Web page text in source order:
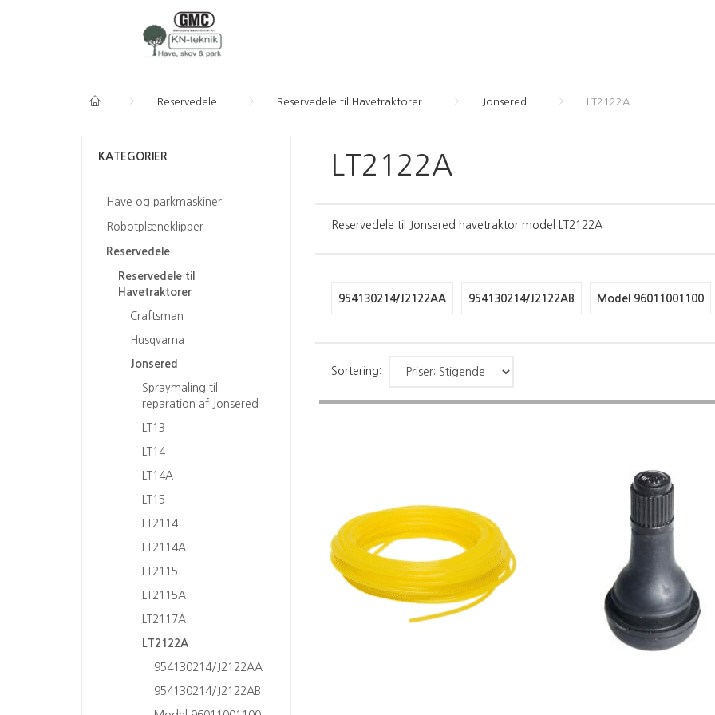
Reservedele Reservedele til Havetraktorer Jonsered LT2122A
KATEGORIER
Have og parkmaskiner
Robotplæneklipper
Reservedele
Reservedele til
Havetraktorer
Craftsman
Husqvarna
Jonsered
Spraymaling til
reparation af Jonsered
LT13
LT14
LT14A
LT15
LT2114
LT2114A
LT2115
LT2115A
LT2117A
LT2122A
954130214/J2122AA
954130214/J2122AB
LT2122A
Reservedele til Jonsered havetraktor model LT2122A
954130214/J2122AA 954130214/J2122AB Model 96011001100
Sortering: